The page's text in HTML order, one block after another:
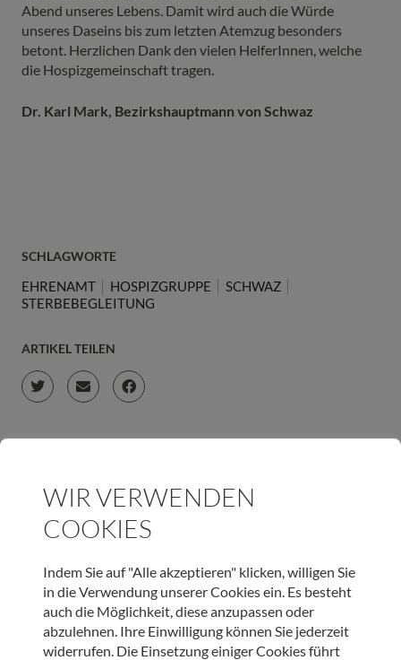
Abend unseres Lebens. Damit wird auch die Würde
unseres Daseins bis zum letzten Atemzug besonders
betont. Herzlichen Dank den vielen HelferInnen, welche
die Hospizgemeinschaft tragen.
Dr. Karl Mark, Bezirkshauptmann von Schwaz
SCHLAGWORTE
EHRENAMT HOSPIZGRUPPE
SCHWAZ
STERBEBEGLEITUNG
ARTIKEL TEILEN
SCHENKEN
WEITERE BEITRÄGE DIESER KATEGORIE
WIR VERWENDEN
COOKIES
Indem Sie auf "Alle akzeptieren" klicken, willigen Sie
in die Verwendung unserer Cookies ein. Es besteht
auch die Möglichkeit, diese anzupassen oder
abzulehnen. Ihre Einwilligung können Sie jederzeit
widerrufen. Die Einsetzung einiger Cookies führt